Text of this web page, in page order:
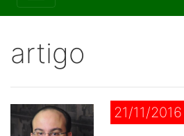
artigo
21/11/2016